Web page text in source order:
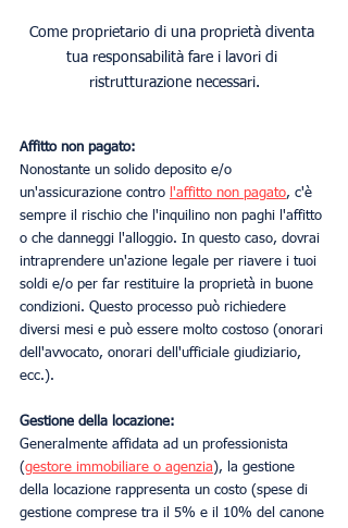
Come proprietario di una proprietà diventa
tua responsabilità fare i lavori di
ristrutturazione necessari.
Affitto non pagato:
Nonostante un solido deposito e/o
un'assicurazione contro l'affitto non pagato, c'è
sempre il rischio che l'inquilino non paghi l'affitto
o che danneggi l'alloggio. In questo caso, dovrai
intraprendere un'azione legale per riavere i tuoi
soldi e/o per far restituire la proprietà in buone
condizioni. Questo processo può richiedere
diversi mesi e può essere molto costoso (onorari
dell'avvocato, onorari dell'ufficiale giudiziario,
ecc.).
Gestione della locazione:
Generalmente affidata ad un professionista
(gestore immobiliare o agenzia ), la gestione
della locazione rappresenta un costo (spese di
gestione comprese tra il 5% e il 10% del canone